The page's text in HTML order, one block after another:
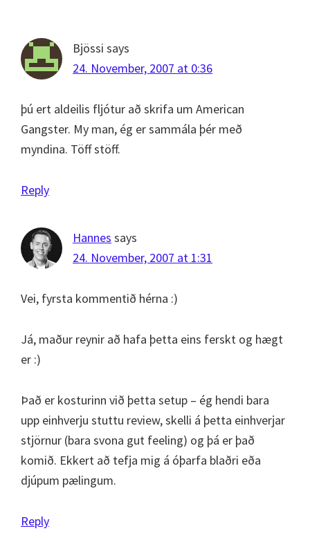
Bjössi says
24. November, 2007 at 0:36
þú ert aldeilis fljótur að skrifa um American
Gangster. My man, ég er sammála þér með
myndina. Töff stöff.
Reply
Hannes says
24. November, 2007 at 1:31
Vei, fyrsta kommentið hérna :)
Já, maður reynir að hafa þetta eins ferskt og hægt
er :)
Það er kosturinn við þetta setup – ég hendi bara
upp einhverju stuttu review, skelli á þetta einhverjar
stjörnur (bara svona gut feeling) og þá er það
komið. Ekkert að tefja mig á óþarfa blaðri eða
djúpum pælingum.
Reply